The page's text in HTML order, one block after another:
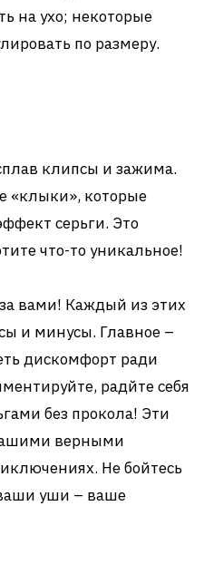
на ухо; некоторые
по размеру.
клипсы и зажима.
«клыки», которые
серьги. Это
что-то уникальное!
вами! Каждый из этих
и минусы. Главное –
дискомфорт ради
радйте себя
без прокола! Эти
верными
Не бойтесь
уши – ваше